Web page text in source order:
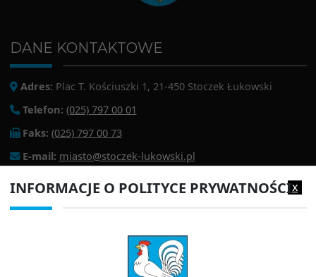
DANE KONTAKTOWE
Adres: Plac T. Kościuszki 1, 21-450 Stoczek Łukowski
Telefon: (025) 797 00 01
Faks: (025) 797 00 73
E-mail: miasto@stoczek-lukowski.pl
PRZYDATNE LINKI
x
INFORMACJE O POLITYCE PRYWATNOŚCI